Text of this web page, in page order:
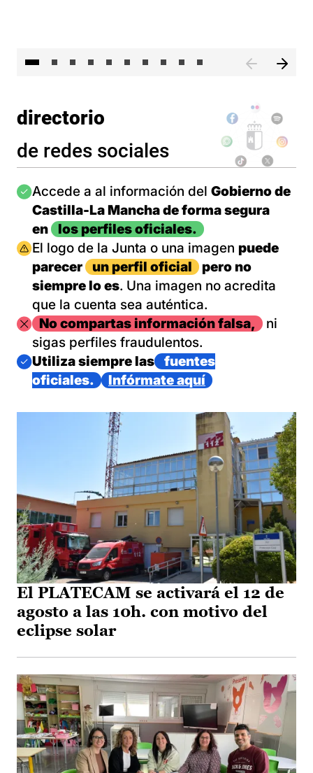
directorio
de redes sociales
Imagen
Accede a al información del Gobierno de
Castilla-La Mancha de forma segura
en
los perfiles oficiales.
Imagen
El logo de la Junta o una imagen puede
parecer
un perfil oficial
pero no
siempre lo es. Una imagen no acredita
que la cuenta sea auténtica.
ImagenNo compartas información falsa,
ni
sigas perfiles fraudulentos.
Imagen
Utiliza siempre las
fuentes
oficiales.
Infórmate aquí
El PLATECAM se activará el 12 de
agosto a las 10h. con motivo del
eclipse solar